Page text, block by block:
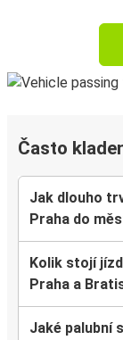
Často
Jak dlouho
Praha do
Kolik stojí
Praha a
Jaké palubní